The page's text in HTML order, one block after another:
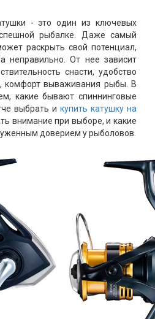
- это один из ключевых
рыбалке. Даже самый
раскрыть свой потенциал,
неправильно. От нее зависит
снасти, удобство
комфорт вываживания рыбы. В
какие бывают спиннинговые
выбрать и купить катушку на
внимание при выборе, и какие
доверием у рыболовов.